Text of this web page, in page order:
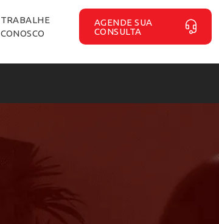
TRABALHE
CONOSCO
AGENDE SUA
CONSULTA